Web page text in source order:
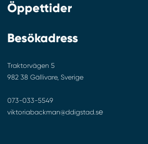
Öppettider
Besökadress
Traktorvägen 5
982 38 Gällivare, Sverige
073-033-5549
viktoriabackman@ddigstad.se